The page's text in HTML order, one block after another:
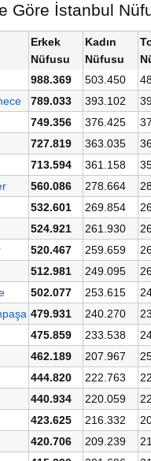
Göre İstanbul
Erkek
Nüfusu
Kadın
Nüfusu
988.369 503.450
789.033 393.102
749.356 376.425
727.819 363.035
713.594 361.158
560.086 278.664
532.601 269.854
524.921 261.930
520.467 259.659
512.981 249.095
502.077 253.615
479.931 240.270
475.859 233.538
462.189 207.967
444.820 222.763
440.934 220.059
423.625 216.332
420.706 209.239